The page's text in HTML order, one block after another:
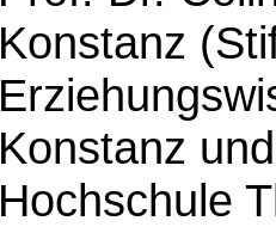
Konstanz
Konstanz
Hochschule